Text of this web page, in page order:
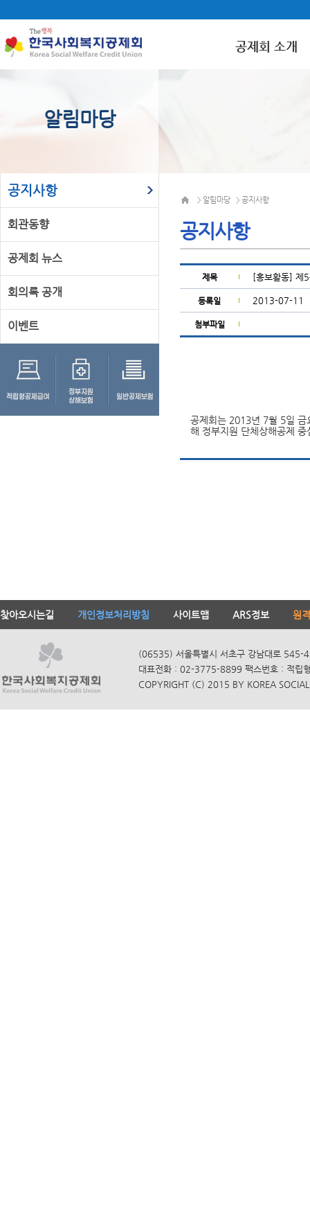
공제회 소개
알림마당
공지사항
회관동향
공제회 뉴스
회의록 공개
이벤트
> 알림마당 > 공지사항
공지사항
제목 [홍보활동] 제
등록일 2013-07-11
첨부파일
공제회는 2013년 7월 5일 금
해 정부지원 단체상해공제
찾아오시는길 개인정보처리방침 사이트맵 ARS정보 원
(06535) 서울특별시 서초구 강남대로 545-
대표전화 : 02-3775-8899 팩스번호 : 적립
COPYRIGHT (C) 2015 BY KOREA SOCIAL